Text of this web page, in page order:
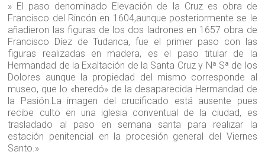
» El paso denominado Elevación de la Cruz es obra de
Francisco del Rincón en 1604,aunque posteriormente se le
añadieron las figuras de los dos ladrones en 1657 obra de
Francisco Díez de Tudanca, fue el primer paso con las
figuras realizadas en madera, es el paso titular de la
Hermandad de la Exaltación de la Santa Cruz y Nª Sª de los
Dolores aunque la propiedad del mismo corresponde al
museo, que lo «heredó» de la desaparecida Hermandad de
la Pasión.La imagen del crucificado está ausente pues
recibe culto en una iglesia conventual de la ciudad, es
trasladado al paso en semana santa para realizar la
estación penitencial en la procesión general del Viernes
Santo.»